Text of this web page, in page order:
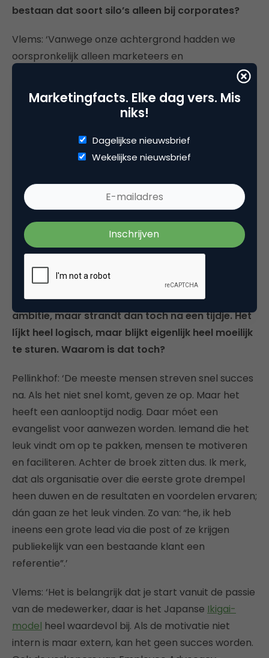
bestaan dat soort silo’s alleen bij corporates?
Vlems: ‘Vanwege onze achtergrond hadden we
oorspronkelijk alleen marketeers en
steeds vaker zaten er HR-mensen in de zaal. Vaak
zelfs meegenomen door hun marketingcollega’s!
sowieso zien: groeiende samenwerking tussen de
marketeers en de recruiters.’
Pelinkhof: ‘Het start toch vaak bij communicatie of
marketing. De meeste organisaties zoeken nu al
samenwerking met HR. Niet alleen bij grote
organisaties, ook in het MKB+, daar is het
eenvoudiger in te richten.’
Het planmatig oppakken van marketing via eigen
medewerkers begint heel vaak met een hoop
ambitie, maar strandt dan toch na een tijdje. Het
líjkt heel logisch, maar blijkt eigenlijk heel moeilijk
te sturen. Waarom is dat toch?
Pellinkhof: ‘De meeste mensen streven snel succes
na. Als het niet snel komt, geven ze op. Maar het
heeft een aanlooptijd nodig. Daar móet een
evangelist voor aanwezen worden. Iemand die het
leuk vindt om op te pakken, mensen te motiveren
en faciliteren. Achter de broek zitten dus. Ik merk,
dat als organisatie over die eerste grote drempel
heen duwen en de resultaten en voordelen ervaren;
dán gaan ze het leuk vinden. Zo van: “he, ik heb
ineens een grote lead via die post of ze krijgen
publiekelijk van een bestaande klant een
referentie”.’
Vlems: ‘Het is belangrijk dat je start vanuit de passie
van de medewerker, daar is het Japanse Ikigai-
model heel waardevol bij. Als de motivatie niet
intern is maar extern, kan het geen succes worden.
Marketingfacts. Elke dag vers. Mis
niks!
Dagelijkse nieuwsbrief
Wekelijkse nieuwsbrief